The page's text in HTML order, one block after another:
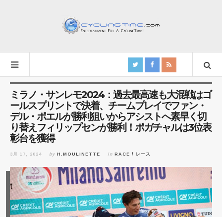
ミラノ・サンレモ2024：過去最高速も大混戦はゴ
ールスプリントで決着、チームプレイでファン・
デル・ポエルが勝利狙いからアシストへ素早く切
り替えフィリップセンが勝利！ポガチャルは3位表
彰台を獲得
3月 17, 2024 by H.MOULINETTE in RACE / レース